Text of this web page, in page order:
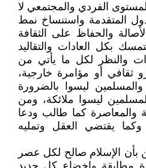
الفردي والمجتمعي لا
المتقدمة واستنساخ نمط
والحفاظ على الثقافة
بكل العادات والتقاليد
والنظر لكل ما يأتي من
ثقافي أو مؤامرة خارجية،
ليسوا بالضرورة
ليسوا ملائكة، ومن
والمعاصرة كما طالب ودعا
وكما يقتضي العقل وتمليه
بأن الإسلام صالح لكل عصر